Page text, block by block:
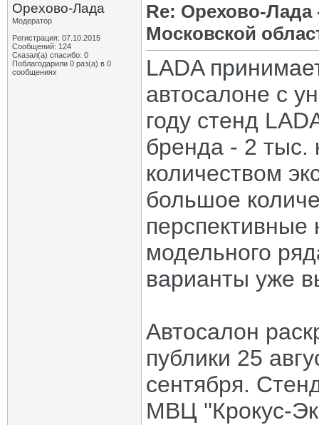
Орехово-Лада
Модератор
Регистрация: 07.10.2015
Сообщений: 124
Сказал(а) спасибо: 0
Поблагодарили 0 раз(а) в 0
сообщениях
Re: Орехово-
Московской
LADA
автосалоне с
году стенд
бренда - 2
количеством
большое
перспективные
модельного
варианты уже
Автосалон
публики 25
сентября.
МВЦ ''Крокус-